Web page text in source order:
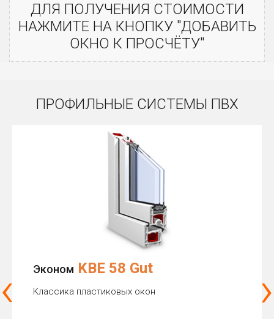
ДЛЯ ПОЛУЧЕНИЯ СТОИМОСТИ
НАЖМИТЕ НА КНОПКУ "ДОБАВИТЬ
ОКНО К ПРОСЧЁТУ"
ПРОФИЛЬНЫЕ СИСТЕМЫ ПВХ
Эконом KBE 58 Gut
Классика пластиковых окон
‹ ›